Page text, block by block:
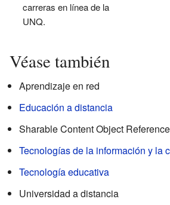
carreras en línea de la
UNQ.
Véase también
Aprendizaje en red
Educación a distancia
Sharable Content Object
Tecnologías de la información y la
Tecnología educativa
Universidad a distancia